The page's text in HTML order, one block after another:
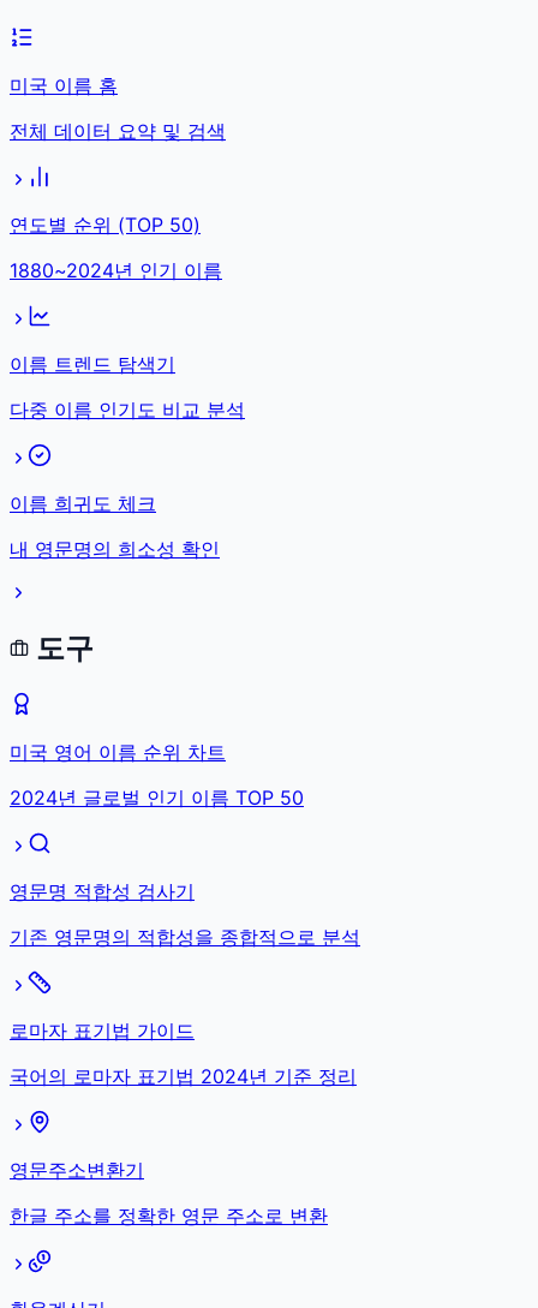
미국 이름 홈
전체 데이터 요약 및 검색
연도별 순위 (TOP 50)
1880~2024년 인기 이름
이름 트렌드 탐색기
다중 이름 인기도 비교 분석
이름 희귀도 체크
내 영문명의 희소성 확인
도구
미국 영어 이름 순위 차트
2024년 글로벌 인기 이름 TOP 50
영문명 적합성 검사기
기존 영문명의 적합성을 종합적으로 분석
로마자 표기법 가이드
국어의 로마자 표기법 2024년 기준 정리
영문주소변환기
한글 주소를 정확한 영문 주소로 변환